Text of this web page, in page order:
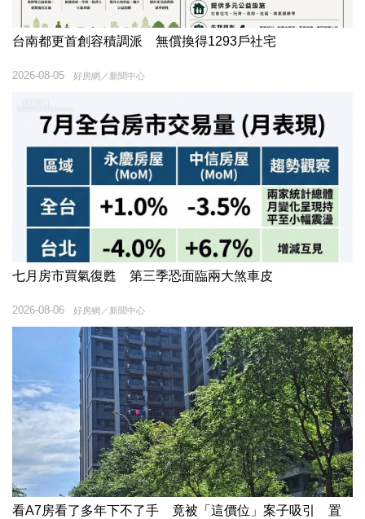
台南都更首創容積調派 無償換得1293戶社宅
好房網／新聞中心
2026-08-05
七月房市買氣復甦 第三季恐面臨兩大煞車皮
好房網／新聞中心
2026-08-06
看A7房看了多年下不了手 竟被「這價位」案子吸引 置